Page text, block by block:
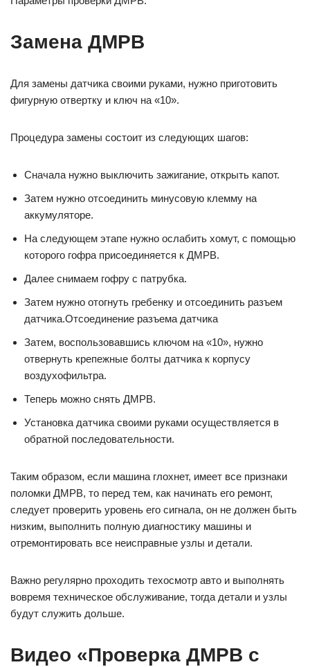
Замена ДМРВ
Для замены датчика своими руками, нужно приготовить
фигурную отвертку и ключ на «10».
Процедура замены состоит из следующих шагов:
Сначала нужно выключить зажигание, открыть капот.
Затем нужно отсоединить минусовую клемму на
аккумуляторе.
На следующем этапе нужно ослабить хомут, с помощью
которого гофра присоединяется к ДМРВ.
Далее снимаем гофру с патрубка.
Затем нужно отогнуть гребенку и отсоединить разъем
датчика.Отсоединение разъема датчика
Затем, воспользовавшись ключом на «10», нужно
отвернуть крепежные болты датчика к корпусу
воздухофильтра.
Теперь можно снять ДМРВ.
Установка датчика своими руками осуществляется в
обратной последовательности.
Таким образом, если машина глохнет, имеет все признаки
поломки ДМРВ, то перед тем, как начинать его ремонт,
следует проверить уровень его сигнала, он не должен быть
низким, выполнить полную диагностику машины и
отремонтировать все неисправные узлы и детали.
Важно регулярно проходить техосмотр авто и выполнять
вовремя техническое обслуживание, тогда детали и узлы
будут служить дольше.
Видео «Проверка ДМРВ с